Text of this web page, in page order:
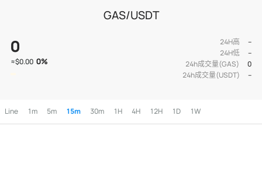
GAS/USDT
0
≈$0.00 0%
24H高
--
24H低
--
24h成交量(GAS)
0
24h成交量(USDT)
--
Line 1m 5m 15m 30m 1H 4H 12H 1D 1W